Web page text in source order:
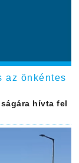
az önkéntes
hívta fel